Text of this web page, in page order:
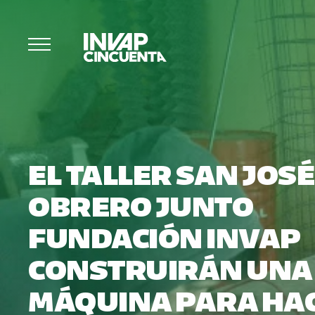
EL TALLER SAN JOSÉ
OBRERO JUNTO
FUNDACIÓN INVAP
CONSTRUIRÁN UNA
MÁQUINA PARA